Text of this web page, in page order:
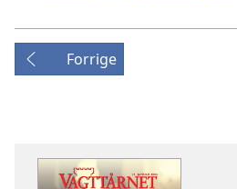
Forrige